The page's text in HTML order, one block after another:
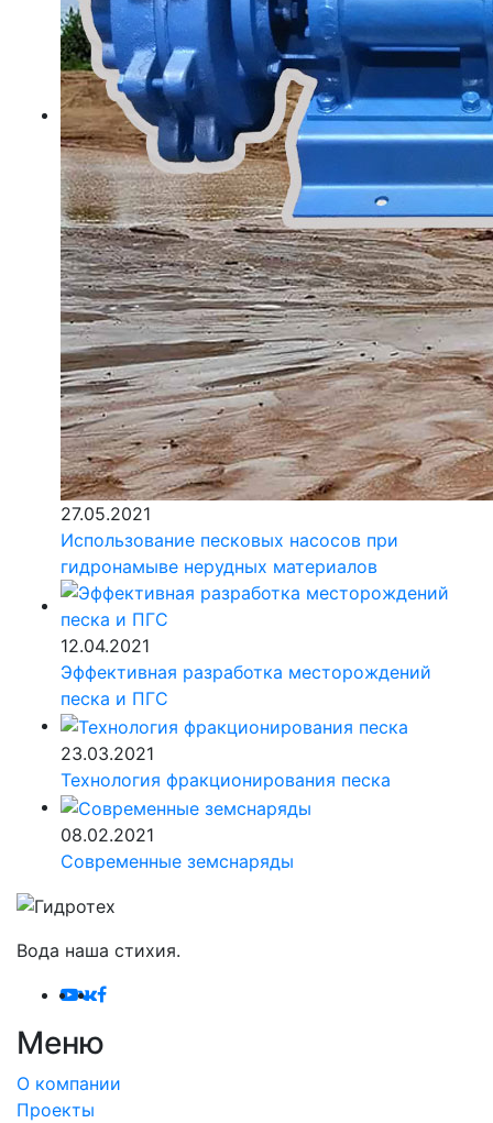
27.05.2021
Использование песковых насосов при
гидронамыве нерудных материалов
12.04.2021
Эффективная разработка месторождений
песка и ПГС
23.03.2021
Технология фракционирования песка
08.02.2021
Современные земснаряды
Вода наша стихия.
Меню
О компании
Проекты